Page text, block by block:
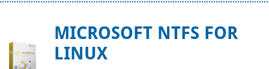
MICROSOFT NTFS FOR
LINUX